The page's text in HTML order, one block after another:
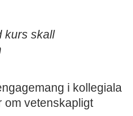
kurs skall
i kollegiala
om vetenskapligt